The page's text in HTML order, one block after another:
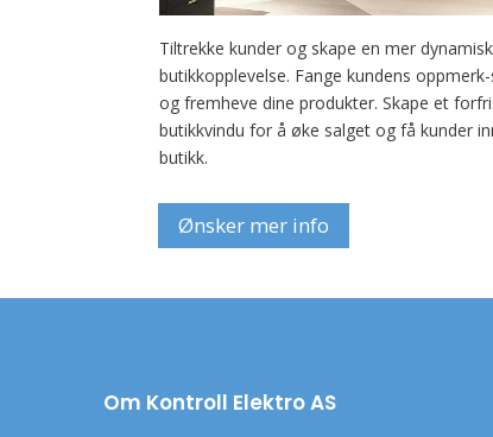
Tiltrekke kunder og skape en mer dynamisk
butikkopplevelse. Fange kundens
og fremheve dine produkter. Skape et
butikkvindu for å øke salget og få kunder
butikk.
Ønsker mer info
Om Kontroll Elektro AS